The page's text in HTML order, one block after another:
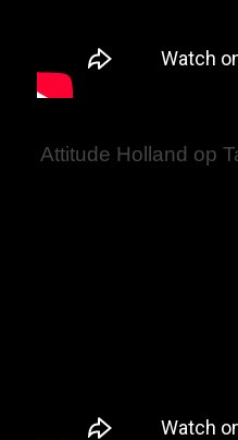
Attitude Holland op